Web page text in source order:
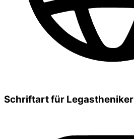
Schriftart für Legastheniker